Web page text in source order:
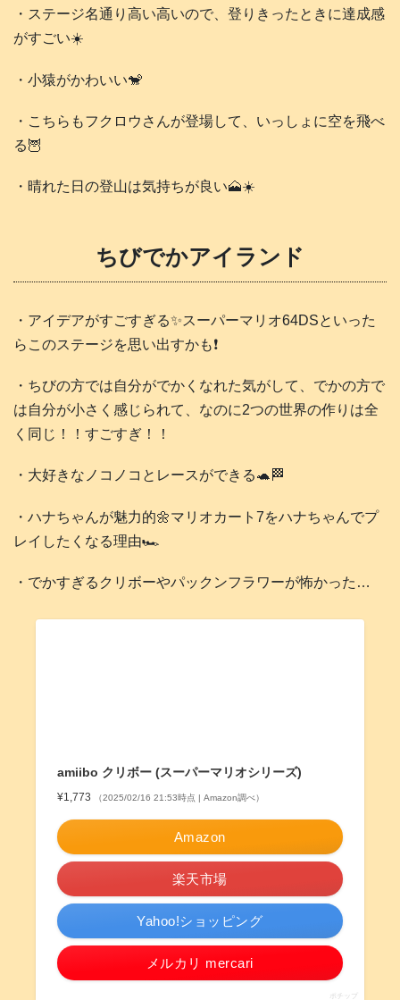
・ステージ名通り高い高いので、登りきったときに達成感
がすごい☀️
・小猿がかわいい🐒
・こちらもフクロウさんが登場して、いっしょに空を飛べ
る🦉
・晴れた日の登山は気持ちが良い🗻☀️
ちびでかアイランド
・アイデアがすごすぎる✨スーパーマリオ64DSといった
らこのステージを思い出すかも❗️
・ちびの方では自分がでかくなれた気がして、でかの方で
は自分が小さく感じられて、なのに2つの世界の作りは全
く同じ！！すごすぎ！！
・大好きなノコノコとレースができる🐢🏁
・ハナちゃんが魅力的🌼マリオカート7をハナちゃんでプ
レイしたくなる理由🏎️
・でかすぎるクリボーやパックンフラワーが怖かった…
amiibo クリボー (スーパーマリオシリーズ)
¥1,773 （2025/02/16 21:53時点 | Amazon調べ）
Amazon
楽天市場
Yahoo!ショッピング
メルカリ mercari
ポチップ